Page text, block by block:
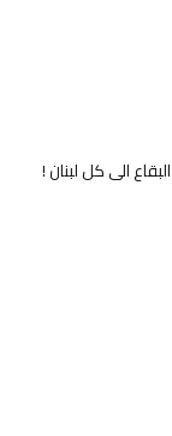
الى كل لبنان !